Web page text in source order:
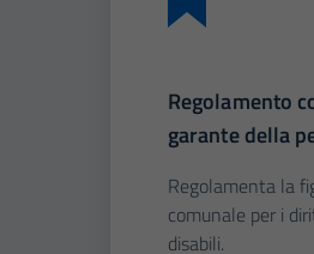
Regolamento
garante della
Regolamenta la
comunale per i
disabili.